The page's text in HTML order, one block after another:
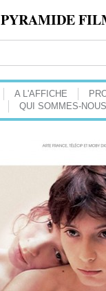
PYRAMIDE
A L'AFFICHE
QUI SOMMES-